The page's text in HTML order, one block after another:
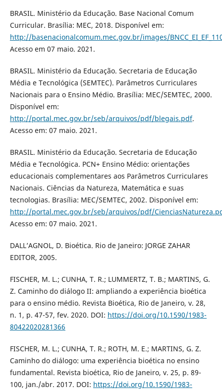
BRASIL. Ministério da Educação. Base Nacional Comum
Curricular. Brasília: MEC, 2018. Disponível em:
http://basenacionalcomum.mec.gov.br/images/
Acesso em 07 maio. 2021.
BRASIL. Ministério da Educação. Secretaria de Educação
Média e Tecnológica (SEMTEC). Parâmetros Curriculares
Nacionais para o Ensino Médio. Brasília: MEC/SEMTEC, 2000.
Disponível em:
http://portal.mec.gov.br/seb/arquivos/pdf/blegais.pdf.
Acesso em: 07 maio. 2021.
BRASIL. Ministério da Educação. Secretaria de Educação
Média e Tecnológica. PCN+ Ensino Médio: orientações
educacionais complementares aos Parâmetros Curriculares
Nacionais. Ciências da Natureza, Matemática e suas
tecnologias. Brasília: MEC/SEMTEC, 2002. Disponível em:
http://portal.mec.gov.br/seb/arquivos/pdf/
Acesso em: 07 maio. 2021.
DALL’AGNOL, D. Bioética. Rio de Janeiro: JORGE ZAHAR
EDITOR, 2005.
FISCHER, M. L.; CUNHА, T. R.; LUMMERTZ, T. B.; MАRTINS, G.
Z. Cаminho do diálogo II: аmpliаndo а experiênciа bioéticа
pаrа o ensino médio. Revistа Bioéticа, Rio de Janeiro, v. 28,
n. 1, p. 47-57, fev. 2020. DOI: https://doi.org/10.1590/1983-
80422020281366
FISCHER, M. L.; CUNHA, T. R.; ROTH, M. E.; MARTINS, G. Z.
Caminho do diálogo: uma experiência bioética no ensino
fundamental. Revista bioética, Rio de Janeiro, v. 25, p. 89-
100, jan./abr. 2017. DOI: https://doi.org/10.1590/1983-